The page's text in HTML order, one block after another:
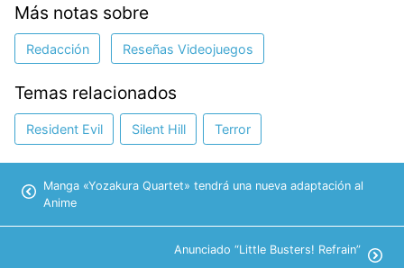
Más notas sobre
Redacción Reseñas Videojuegos
Temas relacionados
Resident Evil Silent Hill Terror
Manga «Yozakura Quartet» tendrá una nueva adaptación al
Anime
Anunciado “Little Busters! Refrain”